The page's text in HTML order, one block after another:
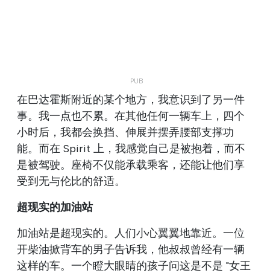
在巴达霍斯附近的某个地方，我意识到了另一件
事。我一点也不累。在其他任何一辆车上，四个
小时后，我都会换挡、伸展并摆弄腰部支撑功
能。而在 Spirit 上，我感觉自己是被抱着，而不
是被驾驶。座椅不仅能承载乘客，还能让他们享
受到无与伦比的舒适。
超现实的加油站
加油站是超现实的。人们小心翼翼地靠近。一位
开柴油掀背车的男子告诉我，他叔叔曾经有一辆
这样的车。一个瞪大眼睛的孩子问这是不是 "女王